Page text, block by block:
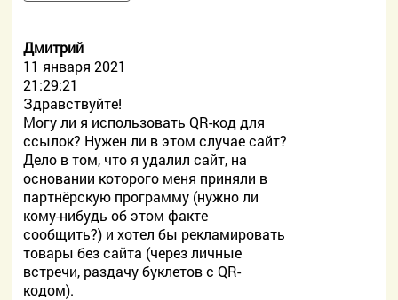
Дмитрий
11 января 2021
21:29:21
Здравствуйте!
Могу ли я использовать QR-код для
ссылок? Нужен ли в этом случае сайт?
Дело в том, что я удалил сайт, на
основании которого меня приняли в
партнёрскую программу (нужно ли
кому-нибудь об этом факте
сообщить?) и хотел бы рекламировать
товары без сайта (через личные
встречи, раздачу буклетов с QR-
кодом).